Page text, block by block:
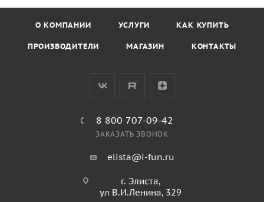
О КОМПАНИИ УСЛУГИ КАК КУПИТЬ
ПРОИЗВОДИТЕЛИ МАГАЗИН КОНТАКТЫ
8 800 707-09-42
ЗАКАЗАТЬ ЗВОНОК
elista@i-fun.ru
г. Элиста,
ул В.И.Ленина, 329